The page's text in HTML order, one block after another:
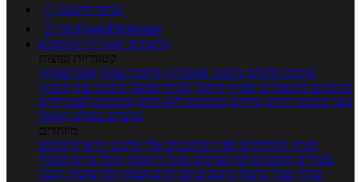
 כניסה לחשבון

מנוי FoodsDictionary
מתכונים קטגוריות מתכונים
קטגוריות נפוצות
מתכוני סלטים מתכוני פשטידות מתכוני עוגות אוכל צמחוני
מתכונים לטבעוניים אפייה מוקפץ עוגיות פסטה מתכוני עוף מתכוני
בשר מתכוני ילדים מרקים מתכונים ללא גלוטן מתכונים לסוכרתיים
טרנדים בעולם האוכל
מיוחדים
מנתח המתכונים ספר המתכונים שלי מתכוני וידאו מתכונים
עשירים מתכונים לפי מצרכים אוכל דיאטטי אוכל בריא מאכלי
עדות ספרי בישול מתכונים לפי חגים ועונות לפי שיטות הכנה